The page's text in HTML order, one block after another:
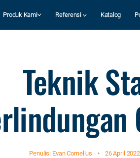
Produk Kami Referensi Katalog
Teknik
Penulis: Evan Cornelius • 26 April 2022